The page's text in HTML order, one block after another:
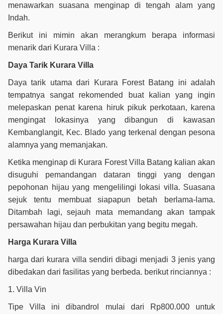
menawarkan suasana menginap di tengah alam yang
Indah.
Berikut ini mimin akan merangkum berapa informasi
menarik dari Kurara Villa :
Daya Tarik Kurara Villa
Daya tarik utama dari Kurara Forest Batang ini adalah
tempatnya sangat rekomended buat kalian yang ingin
melepaskan penat karena hiruk pikuk perkotaan, karena
mengingat lokasinya yang dibangun di kawasan
Kembanglangit, Kec. Blado yang terkenal dengan pesona
alamnya yang memanjakan.
Ketika menginap di Kurara Forest Villa Batang kalian akan
disuguhi pemandangan dataran tinggi yang dengan
pepohonan hijau yang mengelilingi lokasi villa. Suasana
sejuk tentu membuat siapapun betah berlama-lama.
Ditambah lagi, sejauh mata memandang akan tampak
persawahan hijau dan perbukitan yang begitu megah.
Harga Kurara Villa
harga dari kurara villa sendiri dibagi menjadi 3 jenis yang
dibedakan dari fasilitas yang berbeda. berikut rinciannya :
1. Villa Vin
Tipe Villa ini dibandrol mulai dari Rp800.000 untuk